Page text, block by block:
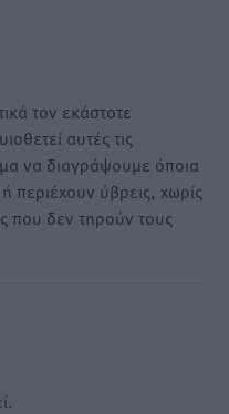
τον εκάστοτε
αυτές τις
να διαγράψουμε όποια
περιέχουν ύβρεις, χωρίς
που δεν τηρούν τους